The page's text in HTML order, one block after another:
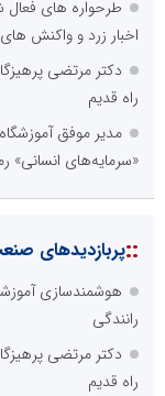
طرحواره های فعال
اخبار زرد و واکنش
دکتر مرتضی
راه قدیم
مدیر موفق
«سرمایه‌های انسانی»
::پربازدیدهای
هوشمندسازی
رانندگی
دکتر مرتضی
راه قدیم